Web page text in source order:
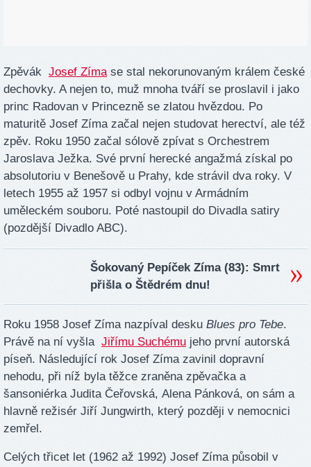
Zpěvák Josef Zímase stal nekorunovaným králem české
dechovky. A nejen to, muž mnoha tváří se proslavil i jako
princ Radovan v Princezně se zlatou hvězdou. Po
maturitě Josef Zíma začal nejen studovat herectví, ale též
zpěv. Roku 1950 začal sólově zpívat s Orchestrem
Jaroslava Ježka. Své první herecké angažmá získal po
absolutoriu v Benešově u Prahy, kde strávil dva roky. V
letech 1955 až 1957 si odbyl vojnu v Armádním
uměleckém souboru. Poté nastoupil do Divadla satiry
(pozdější Divadlo ABC).
Šokovaný Pepíček Zíma (83): Smrt
přišla o Štědrém dnu!
Roku 1958 Josef Zíma nazpíval desku Blues pro Tebe.
Právě na ní vyšla Jiřímu Suchému jeho první autorská
píseň. Následující rok Josef Zíma zavinil dopravní
nehodu, při níž byla těžce zraněna zpěvačka a
šansoniérka Judita Čeřovská, Alena Pánková, on sám a
hlavně režisér Jiří Jungwirth, který později v nemocnici
zemřel.
Celých třicet let (1962 až 1992) Josef Zíma působil v